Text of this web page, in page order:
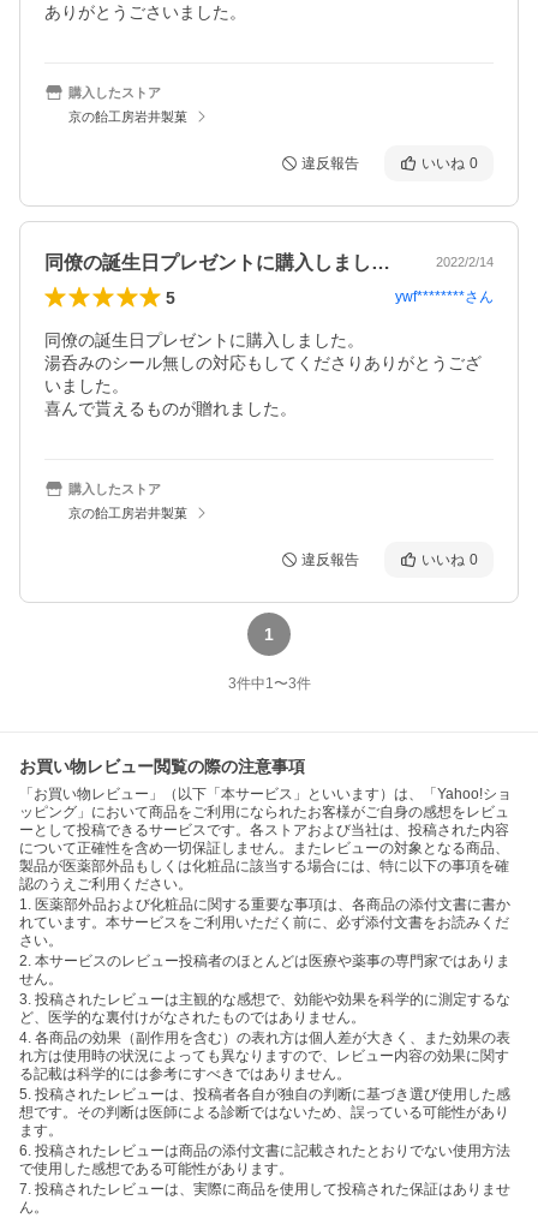
ありがとうごさいました。
購入したストア
京の飴工房岩井製菓
違反報告 いいね 0
同僚の誕生日プレゼントに購入しました。… 2022/2/14
5 ywf********さん
同僚の誕生日プレゼントに購入しました。
湯呑みのシール無しの対応もしてくださりありがとうござ
いました。
喜んで貰えるものが贈れました。
購入したストア
京の飴工房岩井製菓
違反報告 いいね 0
1
3件中1〜3件
お買い物レビュー閲覧の際の注意事項
「お買い物レビュー」（以下「本サービス」といいます）は、「Yahoo!ショ
ッピング」において商品をご利用になられたお客様がご自身の感想をレビュ
ーとして投稿できるサービスです。各ストアおよび当社は、投稿された内容
について正確性を含め一切保証しません。またレビューの対象となる商品、
製品が医薬部外品もしくは化粧品に該当する場合には、特に以下の事項を確
認のうえご利用ください。
1. 医薬部外品および化粧品に関する重要な事項は、各商品の添付文書に書か
れています。本サービスをご利用いただく前に、必ず添付文書をお読みくだ
さい。
2. 本サービスのレビュー投稿者のほとんどは医療や薬事の専門家ではありま
せん。
3. 投稿されたレビューは主観的な感想で、効能や効果を科学的に測定するな
ど、医学的な裏付けがなされたものではありません。
4. 各商品の効果（副作用を含む）の表れ方は個人差が大きく、また効果の表
れ方は使用時の状況によっても異なりますので、レビュー内容の効果に関す
る記載は科学的には参考にすべきではありません。
5. 投稿されたレビューは、投稿者各自が独自の判断に基づき選び使用した感
想です。その判断は医師による診断ではないため、誤っている可能性があり
ます。
6. 投稿されたレビューは商品の添付文書に記載されたとおりでない使用方法
で使用した感想である可能性があります。
7. 投稿されたレビューは、実際に商品を使用して投稿された保証はありませ
ん。